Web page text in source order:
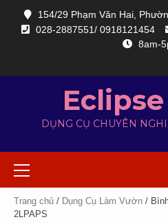
154/29 Phạm Văn Hai,
028-2887551/ 0918121454
8am-
DỤNG CỤ CHUYÊN
Trang chủ / Dụng Cụ Làm Vườn /
2LPAPS